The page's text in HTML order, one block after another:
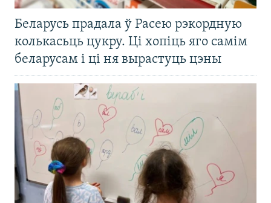
Беларусь прадала ў Расею рэкордную
колькасьць цукру. Ці хопіць яго самім
беларусам і ці ня вырастуць цэны